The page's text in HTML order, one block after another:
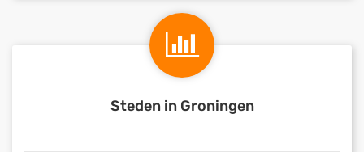
Steden in Groningen